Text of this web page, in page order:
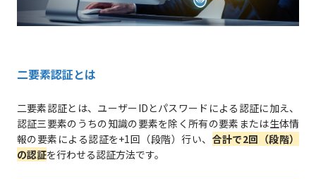
二要素認証とは
二要素認証とは、ユーザーIDとパスワードによる認証に加え、
認証三要素のうちの知識の要素を除く所有の要素または生体情
報の要素による認証を+1回（段階）行い、 合計で2回（段階）
の認証を行わせる認証方法です。